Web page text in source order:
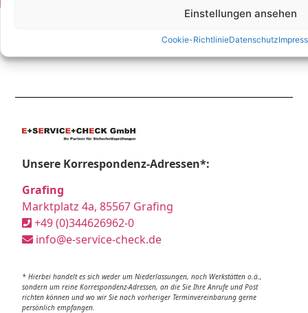
Einstellungen ansehen
Cookie-RichtlinieDatenschutz
Unsere Korrespondenz-Adressen*:
Grafing
Marktplatz 4a, 85567 Grafing
+49 (0)344626962-0
info@e-service-check.de
* Hierbei handelt es sich weder um Niederlassungen, noch Werkstätten o.ä.,
sondern um reine Korrespondenz-Adressen, an die Sie Ihre Anrufe und Post
richten können und wo wir Sie nach vorheriger Terminvereinbarung gerne
persönlich empfangen.